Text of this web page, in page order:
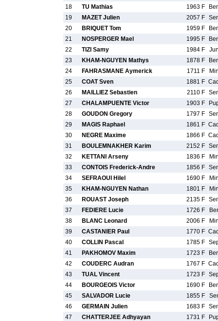
18
TU Mathias 1963 F
19
MAZET Julien 2057 F
20
BRIQUET Tom 1959 F
21
NOSPERGER Mael 1995 F
22
TIZI Samy 1984 F
23
KHAM-NGUYEN Mathys 1878 F
24
FAHRASMANE Aymerick 1711 F
25
COAT Sven 1881 F
26
MAILLIEZ Sebastien 2110 F
27
CHALAMPUENTE Victor 1903 F
28
GOUDON Gregory 1797 F
29
MAGIS Raphael 1861 F
30
NEGRE Maxime 1866 F
31
BOULEMNAKHER Karim 2152 F
32
KETTANI Arseny 1836 F
33
CONTOIS Frederick-Andre 1856 F
34
SEFRAOUI Hilel 1690 F
35
KHAM-NGUYEN Nathan 1801 F
36
ROUAST Joseph 2135 F
37
FEDIERE Lucie 1726 F
38
BLANC Leonard 2006 F
39
CASTANIER Paul 1770 F
40
COLLIN Pascal 1785 F
41
PAKHOMOV Maxim 1723 F
42
COUDERC Audran 1767 F
43
TUAL Vincent 1723 F
44
BOURGEOIS Victor 1690 F
45
SALVADOR Lucie 1855 F
46
GERMAIN Julien 1683 F
47
CHATTERJEE Adhyayan 1731 F